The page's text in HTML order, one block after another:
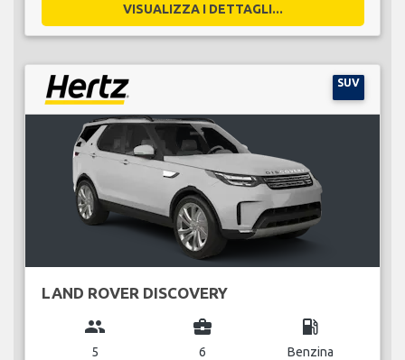
VISUALIZZA I DETTAGLI...
SUV
LAND ROVER DISCOVERY
group
5
business_center
6
local_gas_station
Benzina